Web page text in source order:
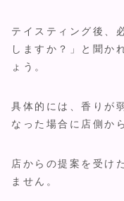
テイスティング後、
しますか？」と聞か
ょう。
具体的には、香りが
なった場合に店側か
店からの提案を受け
ません。